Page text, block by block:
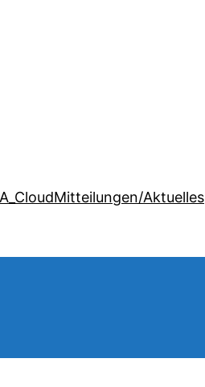
Mitteilungen/Aktuelles